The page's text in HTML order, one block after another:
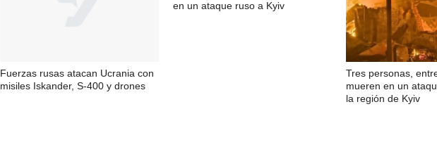
Fuerzas rusas atacan Ucrania con
misiles Iskander, S-400 y drones
en un ataque ruso a Kyiv
Tres personas,
mueren en un
la región de Kyiv